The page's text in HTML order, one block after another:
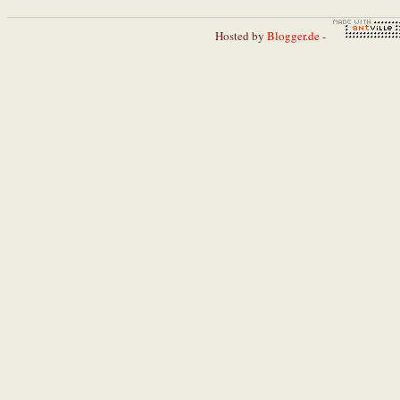
Hosted by Blogger.de-